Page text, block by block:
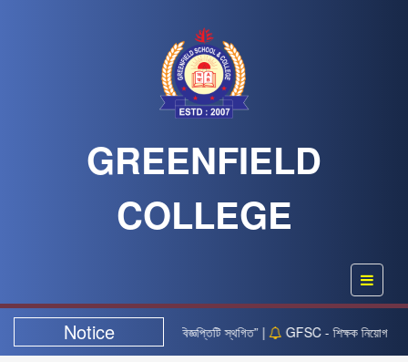
GREENFIELD
COLLEGE
Notice
“২২ অক্টোবর তারিখের নিয়োগ বিজ্ঞপ্তিটি স্থগিত” | GFSC - শিক্ষক নিয়োগ